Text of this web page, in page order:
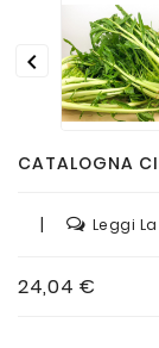

CATALOGNA
| Leggi
24,04 €